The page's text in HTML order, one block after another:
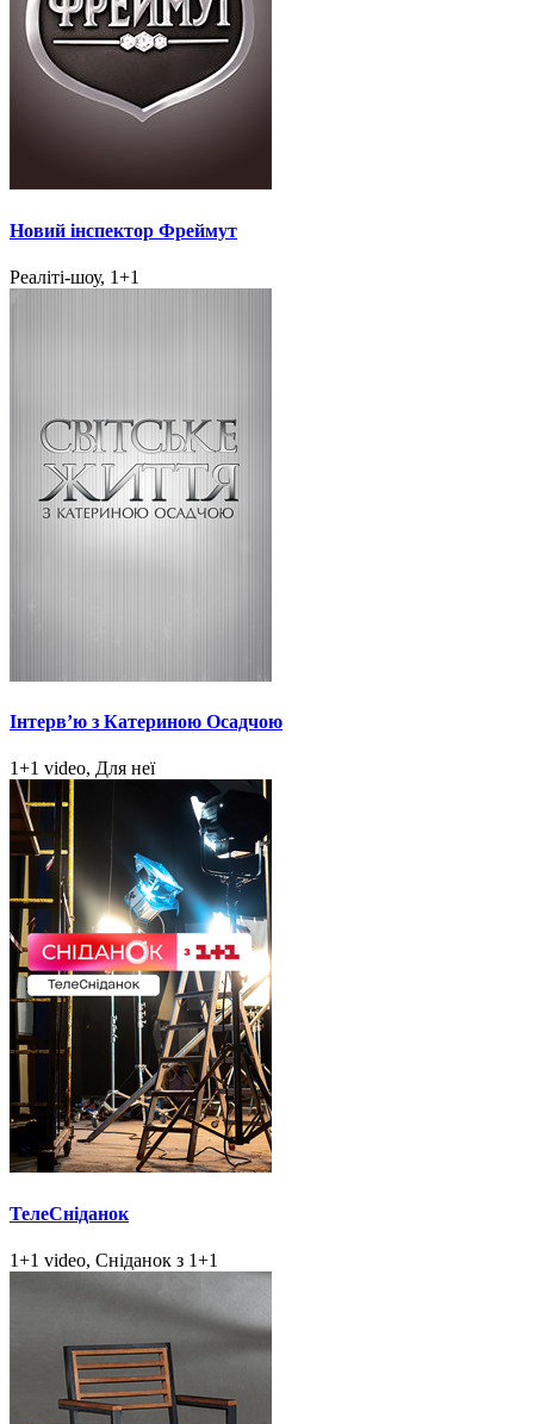
Новий інспектор Фреймут
Реаліті-шоу, 1+1
Інтерв’ю з Катериною Осадчою
1+1 video, Для неї
ТелеСніданок
1+1 video, Сніданок з 1+1